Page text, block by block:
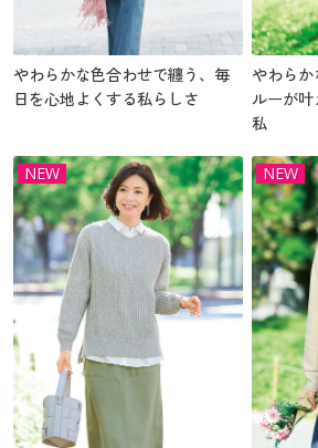
やわらかな色合わせで纏う、毎
日を心地よくする私らしさ
やわら
ルーが
私
NEW NEW